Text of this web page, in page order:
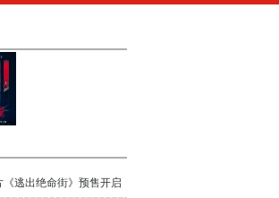
逃出绝命街》预售开启